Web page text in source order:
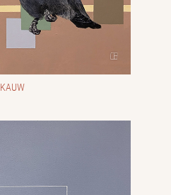
KAUW